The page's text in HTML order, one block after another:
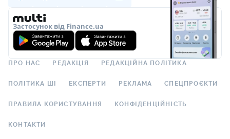
Застосунок від Finance.ua
ПРО НАС РЕДАКЦІЯ РЕДАКЦІЙНА ПОЛІТИКА
ПОЛІТИКА ШІ ЕКСПЕРТИ РЕКЛАМА СПЕЦПРОЄКТИ
ПРАВИЛА КОРИСТУВАННЯ КОНФІДЕНЦІЙНІСТЬ
КОНТАКТИ